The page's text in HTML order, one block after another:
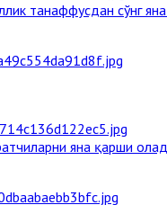
танаффусдан сўнг
яна қарши